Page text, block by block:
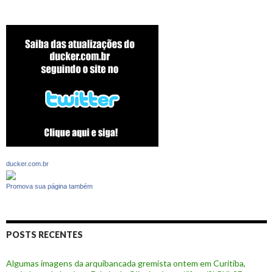
ducker.com.br
Promova sua página também
POSTS RECENTES
Algumas imagens da arquibancada gremista ontem em Curitiba,